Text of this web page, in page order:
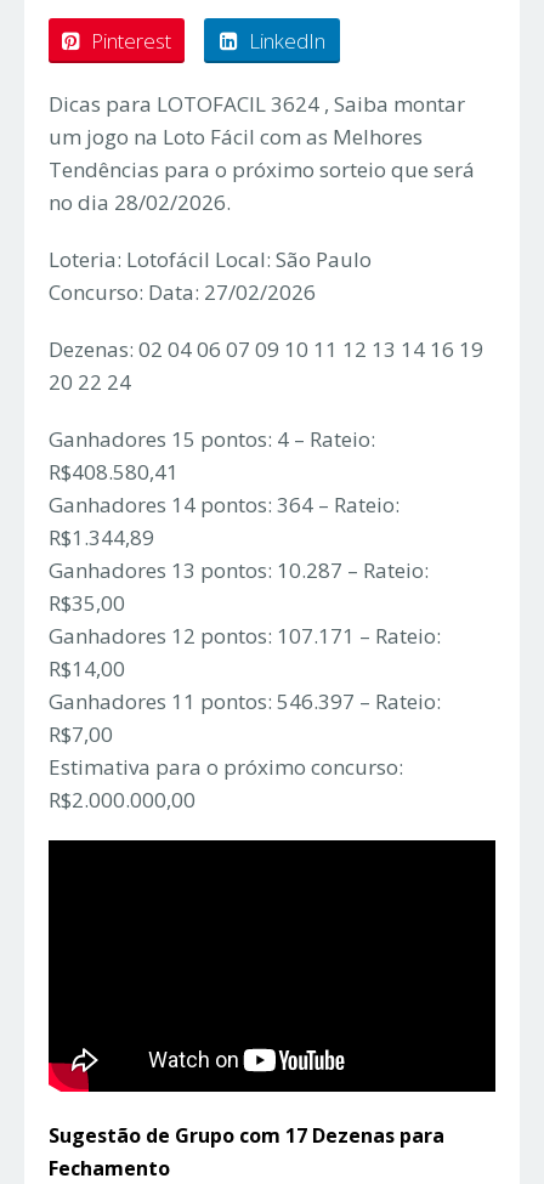
Pinterest LinkedIn
Dicas para LOTOFACIL 3624 , Saiba montar
um jogo na Loto Fácil com as Melhores
Tendências para o próximo sorteio que será
no dia 28/02/2026.
Loteria: Lotofácil Local: São Paulo
Concurso: Data: 27/02/2026
Dezenas: 02 04 06 07 09 10 11 12 13 14 16 19
20 22 24
Ganhadores 15 pontos: 4 – Rateio:
R$408.580,41
Ganhadores 14 pontos: 364 – Rateio:
R$1.344,89
Ganhadores 13 pontos: 10.287 – Rateio:
R$35,00
Ganhadores 12 pontos: 107.171 – Rateio:
R$14,00
Ganhadores 11 pontos: 546.397 – Rateio:
R$7,00
Estimativa para o próximo concurso:
R$2.000.000,00
Sugestão de Grupo com 17 Dezenas para
Fechamento